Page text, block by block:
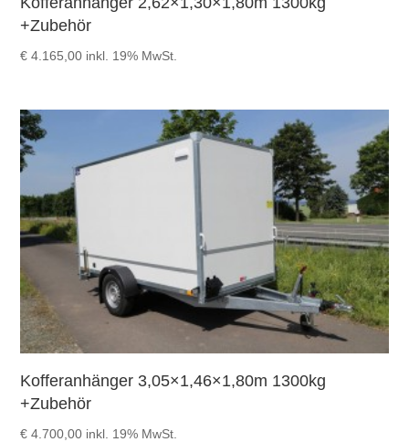
+Zubehör
€ 4.165,00 inkl. 19% MwSt.
Kofferanhänger 3,05×1,46×1,80m 1300kg
+Zubehör
€ 4.700,00 inkl. 19% MwSt.